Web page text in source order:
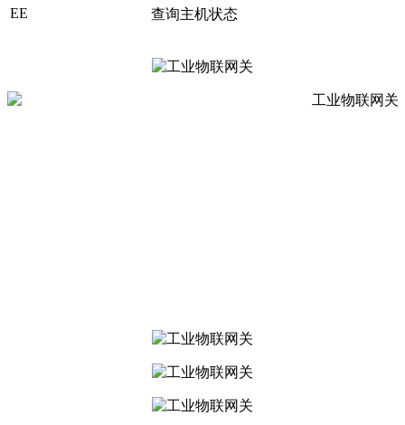
EE
查询主机状态